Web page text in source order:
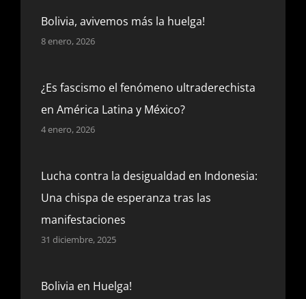
Bolivia, avivemos más la huelga!
8 enero, 2026
¿Es fascismo el fenómeno ultraderechista
en América Latina y México?
4 enero, 2026
Lucha contra la desigualdad en Indonesia:
Una chispa de esperanza tras las
manifestaciones
31 diciembre, 2025
Bolivia en Huelga!